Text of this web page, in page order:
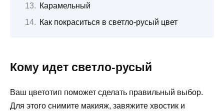
Карамельный
Как покраситься в светло-русый цвет
Кому идет светло-русый
Ваш цветотип поможет сделать правильный выбор.
Для этого снимите макияж, завяжите хвостик и